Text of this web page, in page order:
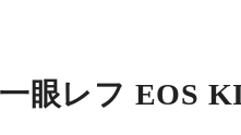
眼レフ EOS